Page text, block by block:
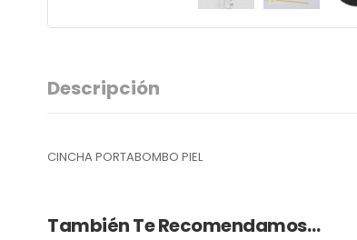
Descripción
CINCHA PORTABOMBO PIEL
También Te Recomendamos…